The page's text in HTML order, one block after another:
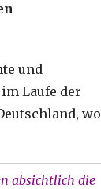
und
Laufe der
wo
absichtlich die